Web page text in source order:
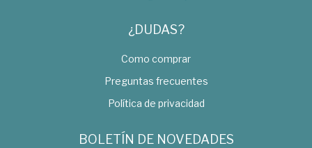
¿DUDAS?
Como comprar
Preguntas frecuentes
Política de privacidad
BOLETÍN DE NOVEDADES